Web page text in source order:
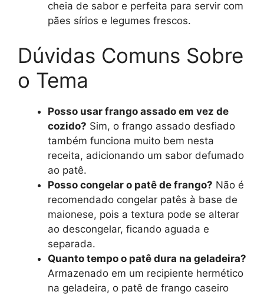
cheia de sabor e perfeita para servir com
pães sírios e legumes frescos.
Dúvidas Comuns Sobre
o Tema
Posso usar frango assado em vez de
cozido? Sim, o frango assado desfiado
também funciona muito bem nesta
receita, adicionando um sabor defumado
ao patê.
Posso congelar o patê de frango? Não é
recomendado congelar patês à base de
maionese, pois a textura pode se alterar
ao descongelar, ficando aguada e
separada.
Quanto tempo o patê dura na geladeira?
Armazenado em um recipiente hermético
na geladeira, o patê de frango caseiro